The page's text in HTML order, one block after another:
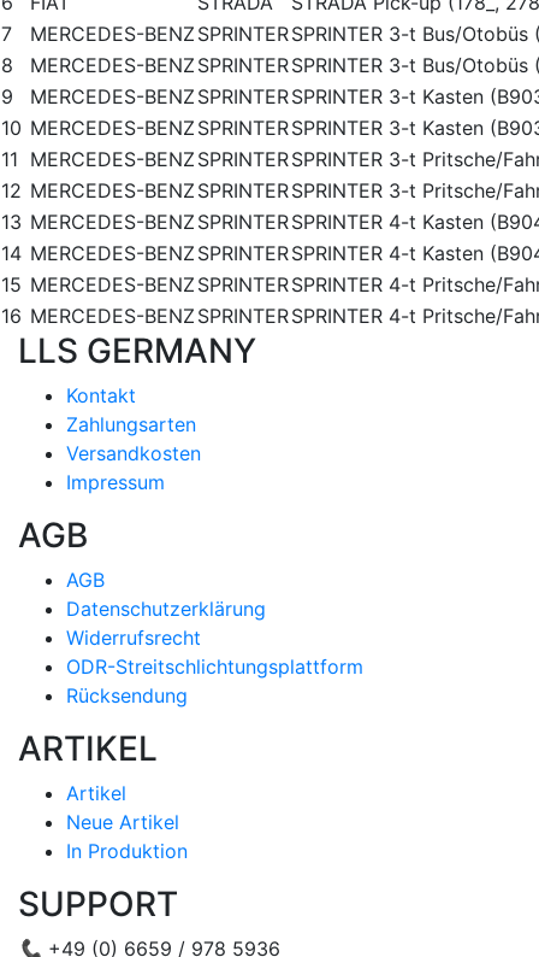
7
MERCEDES-BENZ SPRINTERSPRINTER 3-t Bus/Otobüs
8
MERCEDES-BENZ SPRINTERSPRINTER 3-t Bus/Otobüs
9
MERCEDES-BENZ SPRINTERSPRINTER 3-t Kasten
10 MERCEDES-BENZ SPRINTERSPRINTER 3-t Kasten
11 MERCEDES-BENZ SPRINTERSPRINTER 3-t Pritsche/
12 MERCEDES-BENZ SPRINTERSPRINTER 3-t Pritsche/
13 MERCEDES-BENZ SPRINTERSPRINTER 4-t Kasten
14 MERCEDES-BENZ SPRINTERSPRINTER 4-t Kasten
15 MERCEDES-BENZ SPRINTERSPRINTER 4-t Pritsche/
16 MERCEDES-BENZ SPRINTERSPRINTER 4-t Pritsche/
LLS GERMANY
Kontakt
Zahlungsarten
Versandkosten
Impressum
AGB
AGB
Datenschutzerklärung
Widerrufsrecht
ODR-Streitschlichtungsplattform
Rücksendung
ARTIKEL
Artikel
Neue Artikel
In Produktion
SUPPORT
📞 +49 (0) 6659 / 978 5936